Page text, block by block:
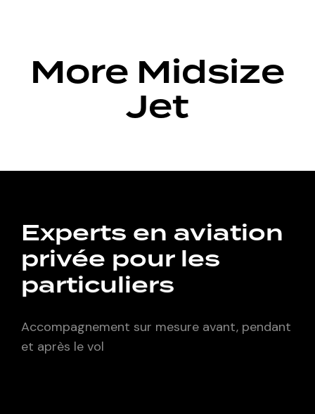
More Midsize
Jet
Experts en aviation
privée pour les
particuliers
Accompagnement sur mesure avant, pendant
et après le vol